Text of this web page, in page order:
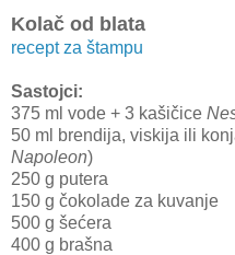
Kolač od blata
recept za štampu
Sastojci:
375 ml vode + 3 kašičice
50 ml brendija, viskija ili
Napoleon)
250 g putera
150 g čokolade za kuvanje
500 g šećera
400 g brašna